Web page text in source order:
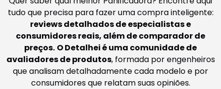
tudo que precisa para fazer uma compra inteligente:
reviews detalhados de especialistas e
consumidores reais, além de comparador de
preços. O Detalhei é uma comunidade de
avaliadores de produtos, formada por engenheiros
que analisam detalhadamente cada modelo e por
consumidores que relatam suas opiniões.